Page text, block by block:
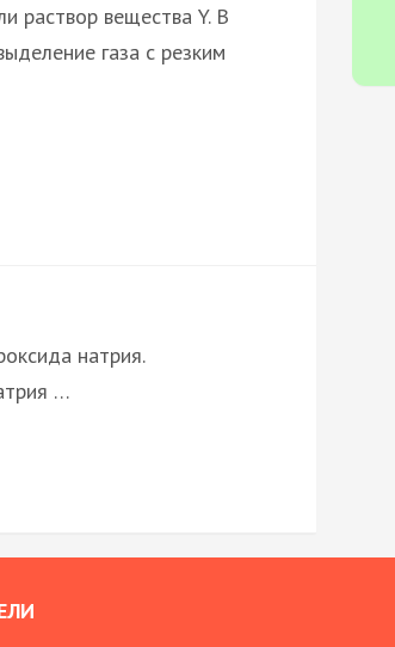
раствор вещества Y. В
газа с резким
натрия.
…